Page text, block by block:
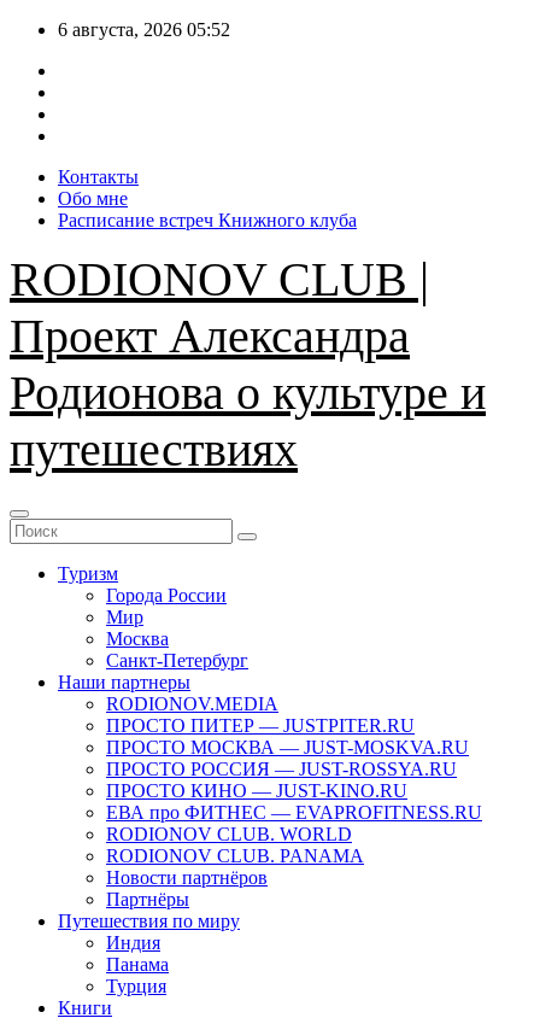
Перейти
содержимому
6 августа, 2026 05:52
Контакты
Обо мне
Расписание встреч Книжного клуба
RODIONOV CLUB |
Проект Александра
Родионова о культуре и
путешествиях
Туризм
Города России
Мир
Москва
Санкт-Петербург
Наши партнеры
RODIONOV.MEDIA
ПРОСТО ПИТЕР — JUSTPITER.RU
ПРОСТО МОСКВА — JUST-MOSKVA.RU
ПРОСТО РОССИЯ — JUST-ROSSYA.RU
ПРОСТО КИНО — JUST-KINO.RU
ЕВА про ФИТНЕС — EVAPROFITNESS.RU
RODIONOV CLUB. WORLD
RODIONOV CLUB. PANAMA
Новости партнёров
Партнёры
Путешествия по миру
Индия
Панама
Турция
Книги